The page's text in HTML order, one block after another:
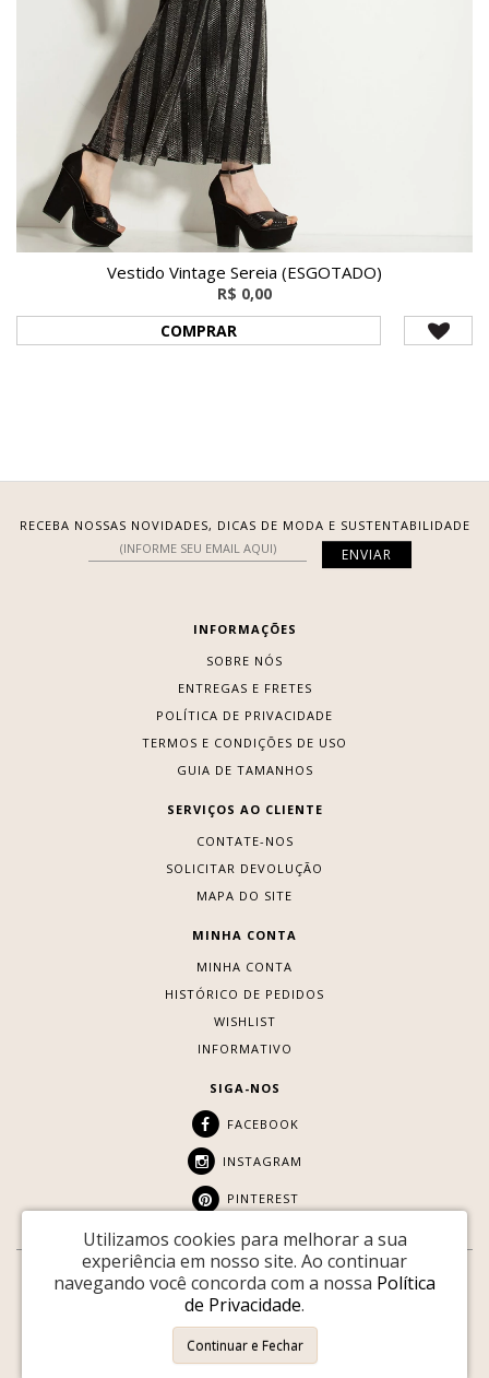
Vestido Vintage Sereia (ESGOTADO)
R$ 0,00
COMPRAR
RECEBA NOSSAS NOVIDADES, DICAS DE MODA E SUSTENTABILIDADE
INFORMAÇÕES
SOBRE NÓS
ENTREGAS E FRETES
POLÍTICA DE PRIVACIDADE
TERMOS E CONDIÇÕES DE USO
GUIA DE TAMANHOS
SERVIÇOS AO CLIENTE
CONTATE-NOS
SOLICITAR DEVOLUÇÃO
MAPA DO SITE
MINHA CONTA
MINHA CONTA
HISTÓRICO DE PEDIDOS
WISHLIST
INFORMATIVO
SIGA-NOS
FACEBOOK
INSTAGRAM
PINTEREST
SITE SEGURO:
Youtopia © 2026 |Desenvolvido por
Youtopia Vintage - CNPJ: 34.915.308/0001-89
Utilizamos cookies para melhorar a sua
experiência em nosso site. Ao continuar
navegando você concorda com a nossa Política
de Privacidade.
Continuar e Fechar